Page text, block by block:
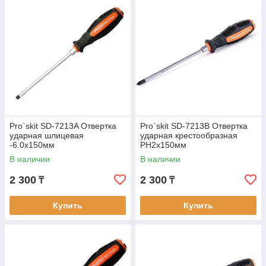
Pro`skit SD-7213A Отвертка
ударная шлицевая
-6.0х150мм
В наличии
2 300 ₸
Купить
Pro`skit SD-7213B Отвертка
ударная крестообразная
PH2х150мм
В наличии
2 300 ₸
Купить